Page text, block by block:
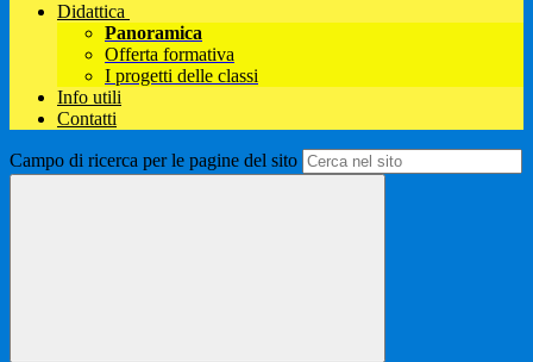
Didattica
Panoramica
Offerta formativa
I progetti delle classi
Info utili
Contatti
Campo di ricerca per le pagine del sito